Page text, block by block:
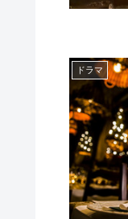
ドラマ